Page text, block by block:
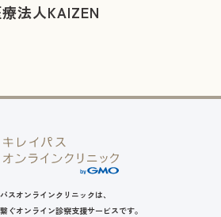
法人KAIZEN
スオンラインクリニックは、
ぐオンライン診察支援サービスです。